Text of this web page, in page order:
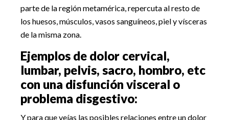
parte de la región metamérica, repercuta al resto de
los huesos, músculos, vasos sanguíneos, piel y vísceras
de la misma zona.
Ejemplos de dolor cervical,
lumbar, pelvis, sacro, hombro, etc
con una disfunción visceral o
problema disgestivo:
Y para que veías las posibles relaciones entre un dolor